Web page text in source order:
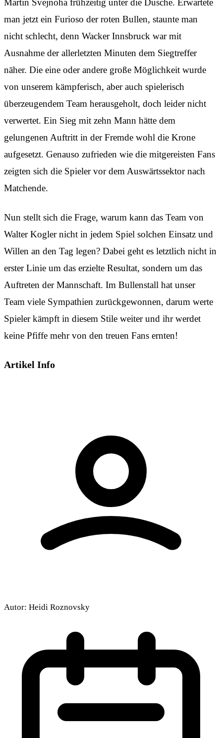
man jetzt ein Furioso der roten Bullen, staunte man
nicht schlecht, denn Wacker Innsbruck war mit
Ausnahme der allerletzten Minuten dem Siegtreffer
näher. Die eine oder andere große Möglichkeit wurde
von unserem kämpferisch, aber auch spielerisch
überzeugendem Team herausgeholt, doch leider nicht
verwertet. Ein Sieg mit zehn Mann hätte dem
gelungenen Auftritt in der Fremde wohl die Krone
aufgesetzt. Genauso zufrieden wie die mitgereisten Fans
zeigten sich die Spieler vor dem Auswärtssektor nach
Matchende.
Nun stellt sich die Frage, warum kann das Team von
Walter Kogler nicht in jedem Spiel solchen Einsatz und
Willen an den Tag legen? Dabei geht es letztlich nicht in
erster Linie um das erzielte Resultat, sondern um das
Auftreten der Mannschaft. Im Bullenstall hat unser
Team viele Sympathien zurückgewonnen, darum werte
Spieler kämpft in diesem Stile weiter und ihr werdet
keine Pfiffe mehr von den treuen Fans ernten!
Artikel Info
Autor: Heidi Roznovsky